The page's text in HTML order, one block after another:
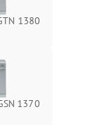
1380
1370